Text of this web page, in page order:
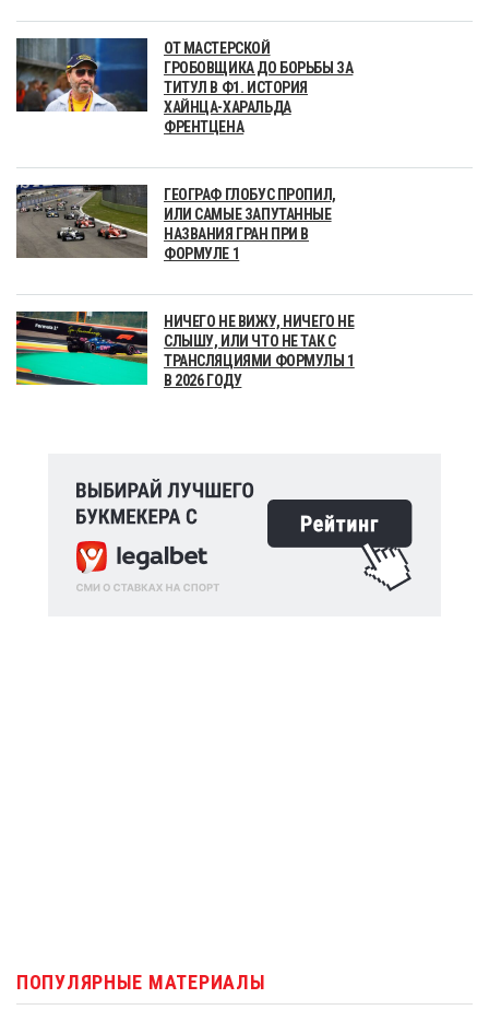
ОТ МАСТЕРСКОЙ
ГРОБОВЩИКА ДО БОРЬБЫ ЗА
ТИТУЛ В Ф1. ИСТОРИЯ
ХАЙНЦА-ХАРАЛЬДА
ФРЕНТЦЕНА
ГЕОГРАФ ГЛОБУС ПРОПИЛ,
ИЛИ САМЫЕ ЗАПУТАННЫЕ
НАЗВАНИЯ ГРАН ПРИ В
ФОРМУЛЕ 1
НИЧЕГО НЕ ВИЖУ, НИЧЕГО НЕ
СЛЫШУ, ИЛИ ЧТО НЕ ТАК С
ТРАНСЛЯЦИЯМИ ФОРМУЛЫ 1
В 2026 ГОДУ
ПОПУЛЯРНЫЕ МАТЕРИАЛЫ